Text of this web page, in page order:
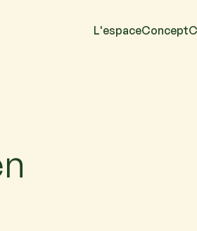
L'espaceConcept